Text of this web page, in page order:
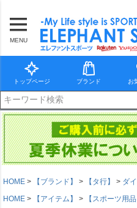
MENU
トップページ ブランド お
HOME 【ブランド】 【タ行】
ダ
HOME
【アイテム】 【スポーツ用品